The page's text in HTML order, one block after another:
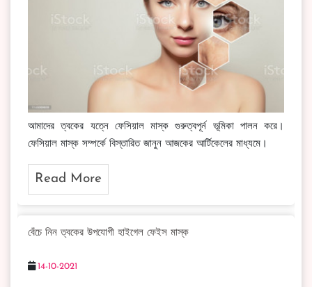
আমাদের ত্বকের যত্নে ফেসিয়াল মাস্ক গুরুত্বপূর্ন ভূমিকা পালন করে।
ফেসিয়াল মাস্ক সম্পর্কে বিস্তারিত জানুন আজকের আর্টিকেলের মাধ্যমে।
Read More
বেঁচে নিন ত্বকের উপযোগী হাইগেল ফেইস মাস্ক
14-10-2021